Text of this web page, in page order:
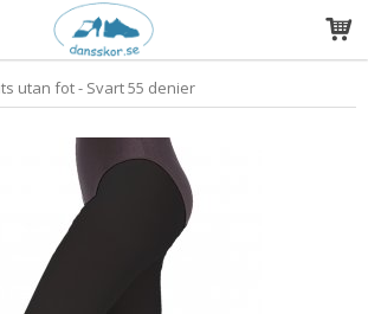
har blivit tillagd i varukorgen
utan fot - Svart 55 denier